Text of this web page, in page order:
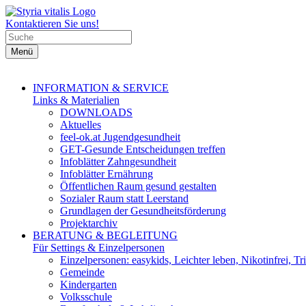
Kontaktieren Sie uns!
Menü
INFORMATION & SERVICE
Links & Materialien
DOWNLOADS
Aktuelles
feel-ok.at Jugendgesundheit
GET-Gesunde Entscheidungen treffen
Infoblätter Zahngesundheit
Infoblätter Ernährung
Öffentlichen Raum gesund gestalten
Sozialer Raum statt Leerstand
Grundlagen der Gesundheitsförderung
Projektarchiv
BERATUNG & BEGLEITUNG
Für Settings & Einzelpersonen
Einzelpersonen: easykids, Leichter leben, Nikotinfrei,
Gemeinde
Kindergarten
Volksschule